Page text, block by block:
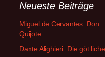
Neueste Beiträge
Miguel de Cervantes: Don
Quijote
Dante Alighieri: Die göttliche